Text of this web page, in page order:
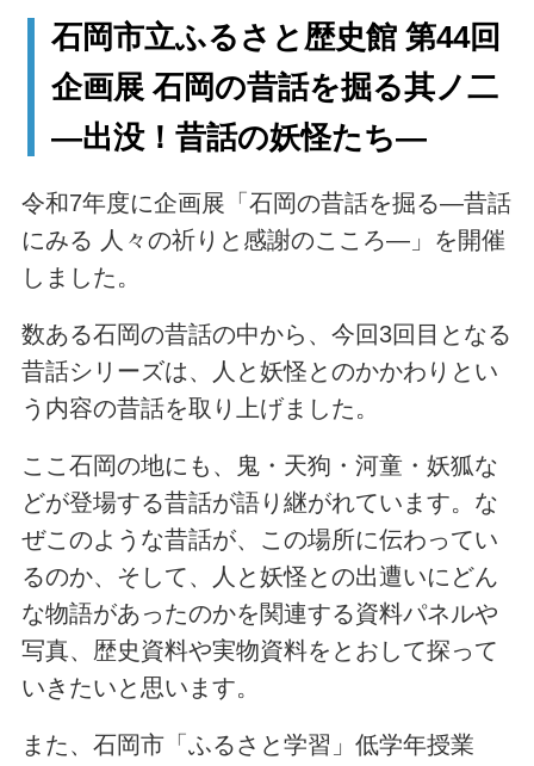
石岡市立ふるさと歴史館 第44回
企画展 石岡の昔話を掘る其ノ二
―出没！昔話の妖怪たち―
令和7年度に企画展「石岡の昔話を掘る―昔話
にみる 人々の祈りと感謝のこころ―」を開催
しました。
数ある石岡の昔話の中から、今回3回目となる
昔話シリーズは、人と妖怪とのかかわりとい
う内容の昔話を取り上げました。
ここ石岡の地にも、鬼・天狗・河童・妖狐な
どが登場する昔話が語り継がれています。な
ぜこのような昔話が、この場所に伝わってい
るのか、そして、人と妖怪との出遭いにどん
な物語があったのかを関連する資料パネルや
写真、歴史資料や実物資料をとおして探って
いきたいと思います。
また、石岡市「ふるさと学習」低学年授業